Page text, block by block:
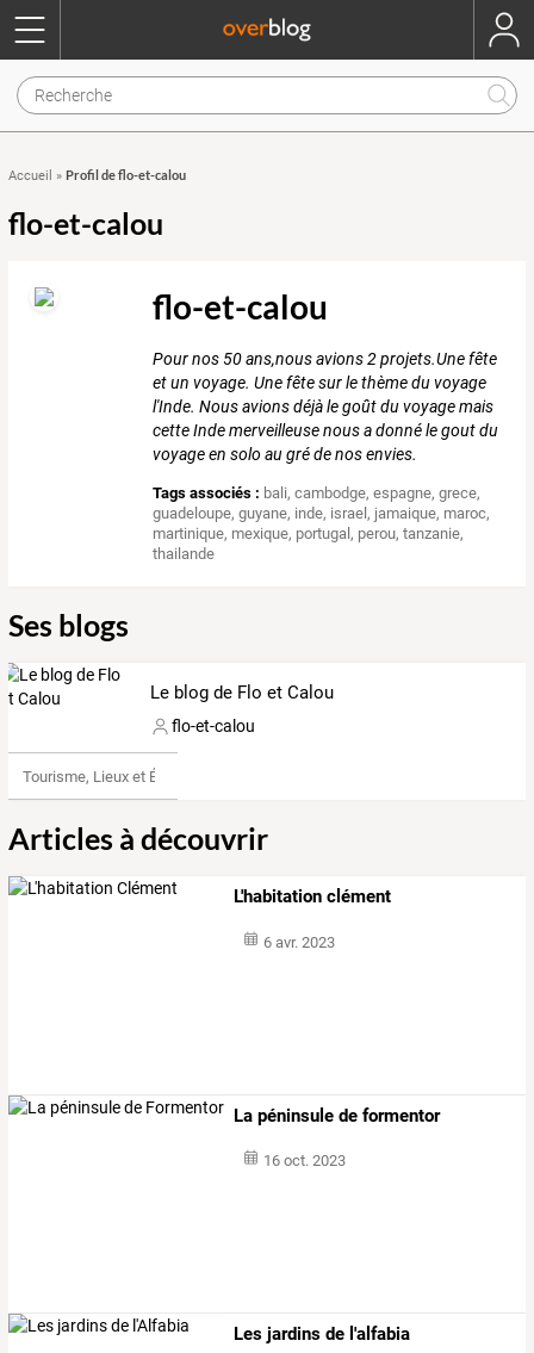
Accueil » Profil de flo-et-calou
flo-et-calou
flo-et-calou
Pour nos 50 ans,nous avions 2 projets.Une fête
et un voyage. Une fête sur le thème du voyage
l'Inde. Nous avions déjà le goût du voyage mais
cette Inde merveilleuse nous a donné le gout du
voyage en solo au gré de nos envies.
Tags associés : bali,cambodge,espagne,grece,
guadeloupe,guyane, inde, israel, jamaique, maroc,
martinique, mexique, portugal, perou,tanzanie,
thailande
Ses blogs
Le blog de Flo et Calou
flo-et-calou
Tourisme, Lieux et Événements
Articles à découvrir
L'habitation clément
6 avr. 2023
La péninsule de formentor
16 oct. 2023
Les jardins de l'alfabia